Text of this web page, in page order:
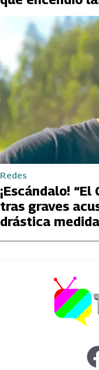
Redes
¡Escándalo!
tras graves
drástica